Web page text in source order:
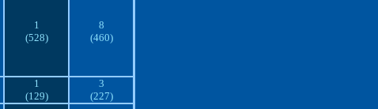
1
(528)
8
(460)
1
(129)
3
(227)